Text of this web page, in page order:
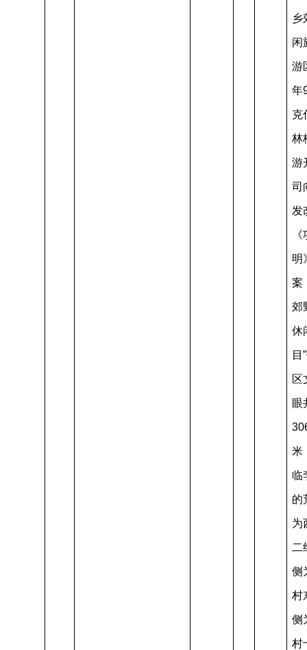
乡
闲
游
年
克
林
游
司
发
明
案
郊
休
目
区
眼
米
临
的
为
二
侧
村
侧
村